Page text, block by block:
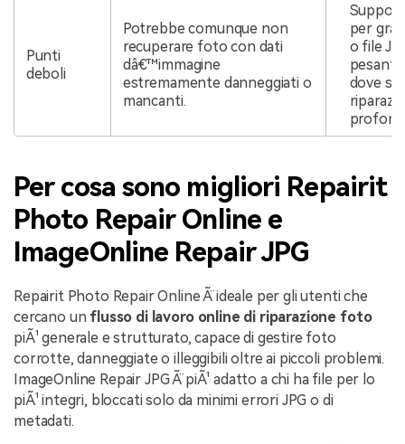
Punti
deboli
Potrebbe comunque non
recuperare foto con dati
dâ€™immagine
estremamente danneggiati o
mancanti.
per
o file
dove
Per cosa sono migliori Repairit
Photo Repair Online e
ImageOnline Repair JPG
Repairit Photo Repair Online Ã¨ ideale per gli utenti che
cercano un flusso di lavoro online di riparazione foto
piÃ¹ generale e strutturato, capace di gestire foto
corrotte, danneggiate o illeggibili oltre ai piccoli problemi.
ImageOnline Repair JPG Ã¨ piÃ¹ adatto a chi ha file per lo
piÃ¹ integri, bloccati solo da minimi errori JPG o di
metadati.